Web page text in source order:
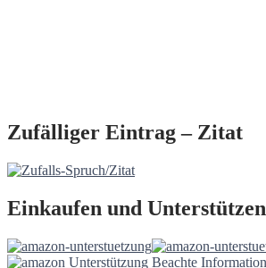
Zufälliger Eintrag – Zitat
Einkaufen und Unterstützen